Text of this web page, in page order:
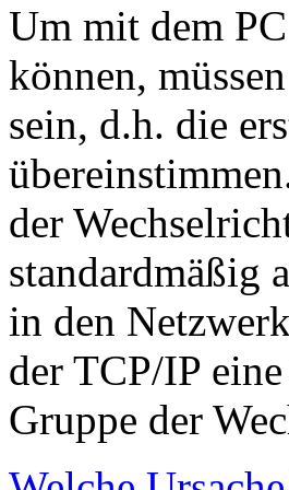
Um mit dem
können,
sein, d.h. die
der
standardmäßig
in den
der TCP/IP
Gruppe der